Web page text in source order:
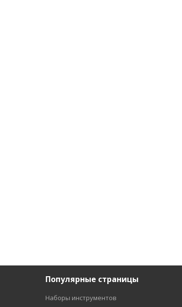
Популярные страницы
Наборы инструментов